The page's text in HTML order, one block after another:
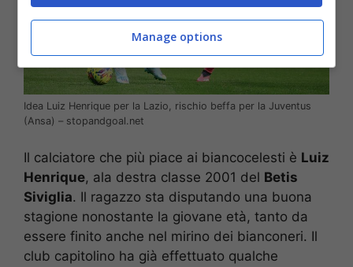
Idea Luiz Henrique per la Lazio, rischio beffa per la Juventus
(Ansa) – stopandgoal.net
Il calciatore che più piace ai biancocelesti è Luiz
Henrique, ala destra classe 2001 del Betis
Siviglia. Il ragazzo sta disputando una buona
stagione nonostante la giovane età, tanto da
essere finito anche nel mirino dei bianconeri. Il
club capitolino ha già effettuato qualche
Manage options